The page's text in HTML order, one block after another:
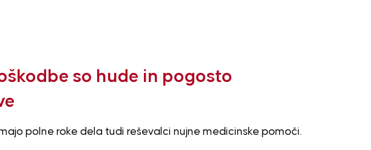
so hude in pogosto
polne roke dela tudi reševalci nujne medicinske pomoči.